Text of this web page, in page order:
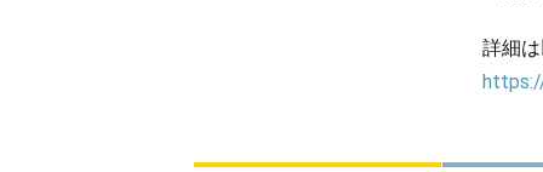
詳細